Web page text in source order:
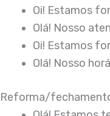
Oi! Estamos
Olá! Nosso
Oi! Estamos
Olá! Nosso
Reforma/